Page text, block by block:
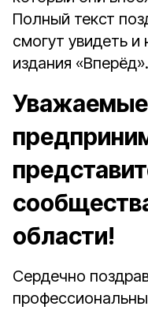
Полный текст
смогут увидеть и
издания «Вперёд».
Уважаемые
области!
Сердечно